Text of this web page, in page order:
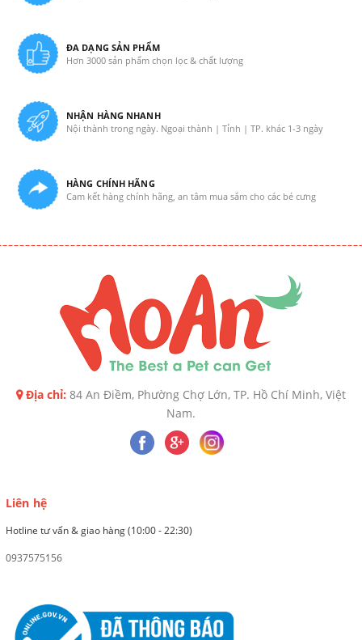
ĐA DẠNG SẢN PHẨM
Hơn 3000 sản phẩm chọn lọc & chất lượng
NHẬN HÀNG NHANH
Nội thành trong ngày. Ngoại thành | Tỉnh | TP. khác 1-3 ngày
HÀNG CHÍNH HÃNG
Cam kết hàng chính hãng, an tâm mua sắm cho các bé cưng
Địa chỉ: 84 An Điềm, Phường Chợ Lớn, TP. Hồ Chí Minh, Việt
Nam.
Liên hệ
Hotline tư vấn & giao hàng (10:00 - 22:30)
0937575156